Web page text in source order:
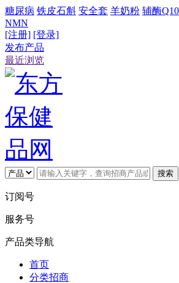
糖尿病 铁皮石斛 安全套 羊奶粉 辅酶Q10
NMN
[注册] [登录]
发布产品
最近浏览
搜索
订阅号
服务号
产品类导航
首页
分类招商